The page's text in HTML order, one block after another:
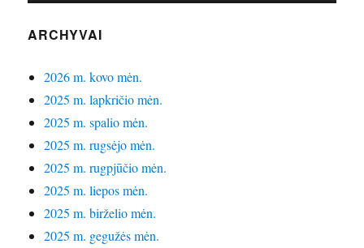
ARCHYVAI
2026 m. kovo mėn.
2025 m. lapkričio mėn.
2025 m. spalio mėn.
2025 m. rugsėjo mėn.
2025 m. rugpjūčio mėn.
2025 m. liepos mėn.
2025 m. birželio mėn.
2025 m. gegužės mėn.